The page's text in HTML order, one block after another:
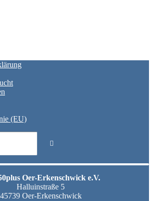
(EU)
Oer-Erkenschwick e.V.
Halluinstraße 5
45739 Oer-Erkenschwick